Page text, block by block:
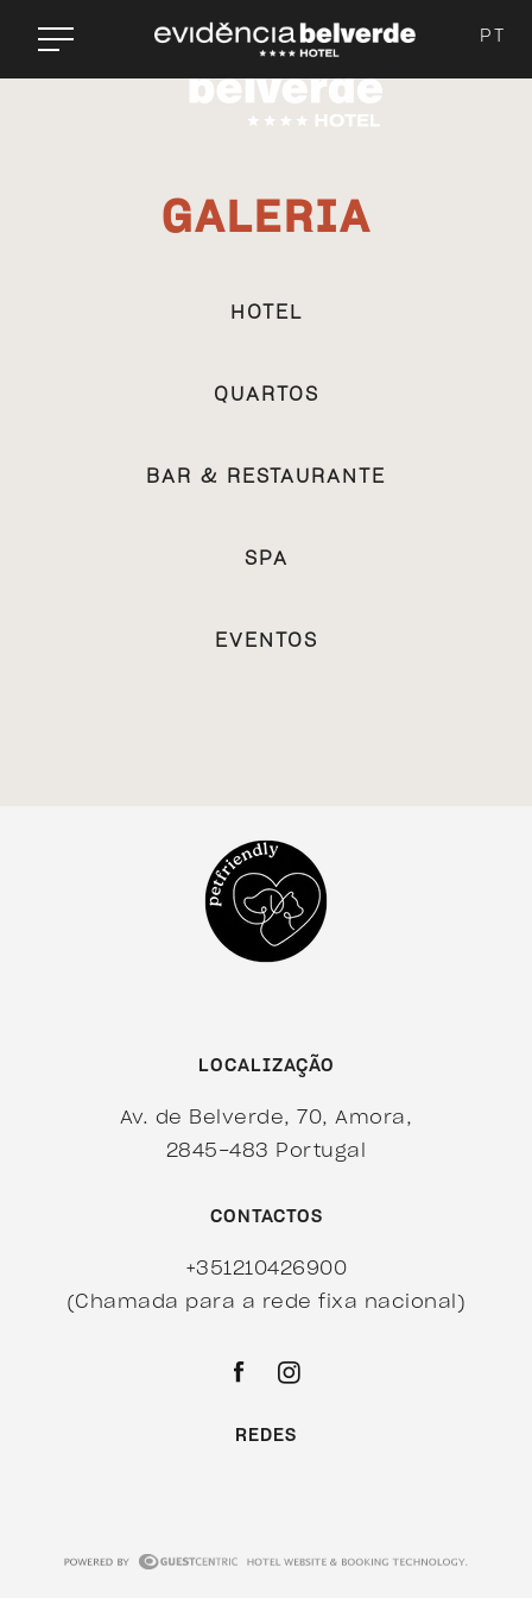
PT
GALERIA
HOTEL
QUARTOS
BAR & RESTAURANTE
SPA
EVENTOS
LOCALIZAÇÃO
Av. de Belverde, 70, Amora,
2845-483 Portugal
CONTACTOS
+351210426900
(Chamada para a rede fixa nacional)
REDES